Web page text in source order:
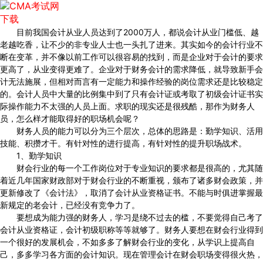
下载
目前我国会计从业人员达到了2000万人，都说会计从业门槛低、越
老越吃香，让不少的非专业人士也一头扎了进来。其实如今的会计行业不
断在变革，并不像以前工作可以很容易的找到，而是企业对于会计的要求
更高了，从业变得更难了。企业对于财务会计的需求降低，就导致新手会
计无法施展，但相对而言有一定能力和操作经验的岗位需求还是比较稳定
的。会计人员中大量的比例集中到了只有会计证或考取了初级会计证书实
际操作能力不太强的人员上面。求职的现实还是很残酷，那作为财务人
员，怎么样才能取得好的职场机会呢？
财务人员的能力可以分为三个层次，总体的思路是：勤学知识、活用
技能、积攒才干。有针对性的进行提高，有针对性的提升职场战术。
1、勤学知识
财会行业的每一个工作岗位对于专业知识的要求都是很高的，尤其随
着近几年国家财政部对于财会行业的不断重视，颁布了诸多财会政策，并
更新修改了《会计法》，取消了会计从业资格证书。不能与时俱进掌握最
新规定的老会计，已经没有竞争力了。
要想成为能力强的财务人，学习是绕不过去的槛，不要觉得自己考了
会计从业资格证，会计初级职称等等就够了。财务人要想在财会行业得到
一个很好的发展机会，不如多多了解财会行业的变化，从学识上提高自
己，多多学习各方面的会计知识。现在管理会计在财会职场变得很火热，